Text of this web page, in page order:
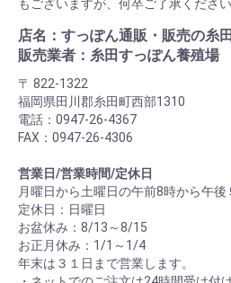
もございますが、何卒ご了承ください
店名：すっぽん通販・販売の糸
販売業者：糸田すっぽん養殖場
〒 822-1322
福岡県田川郡糸田町西部1310
電話：0947-26-4367
FAX：0947-26-4306
営業日/営業時間/定休日
月曜日から土曜日の午前8時から午後
定休日：日曜日
お盆休み：8/13～8/15
お正月休み：1/1～1/4
年末は３１日まで営業します。